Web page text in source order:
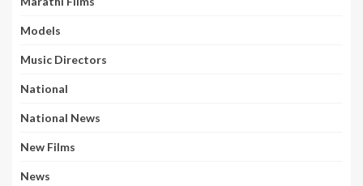
Models
Music Directors
National
National News
New Films
News